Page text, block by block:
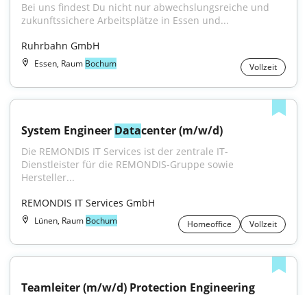
Bei uns findest Du nicht nur abwechslungsreiche und
zukunftssichere Arbeitsplätze in Essen und...
Ruhrbahn GmbH
Essen, Raum Bochum Vollzeit
System Engineer Datacenter (m/w/d)
Die REMONDIS IT Services ist der zentrale IT-
Dienstleister für die REMONDIS-Gruppe sowie
Hersteller...
REMONDIS IT Services GmbH
Lünen, Raum Bochum Homeoffice Vollzeit
Teamleiter (m/w/d) Protection Engineering